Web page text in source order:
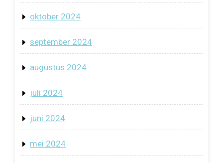
oktober 2024
september 2024
augustus 2024
juli 2024
juni 2024
mei 2024